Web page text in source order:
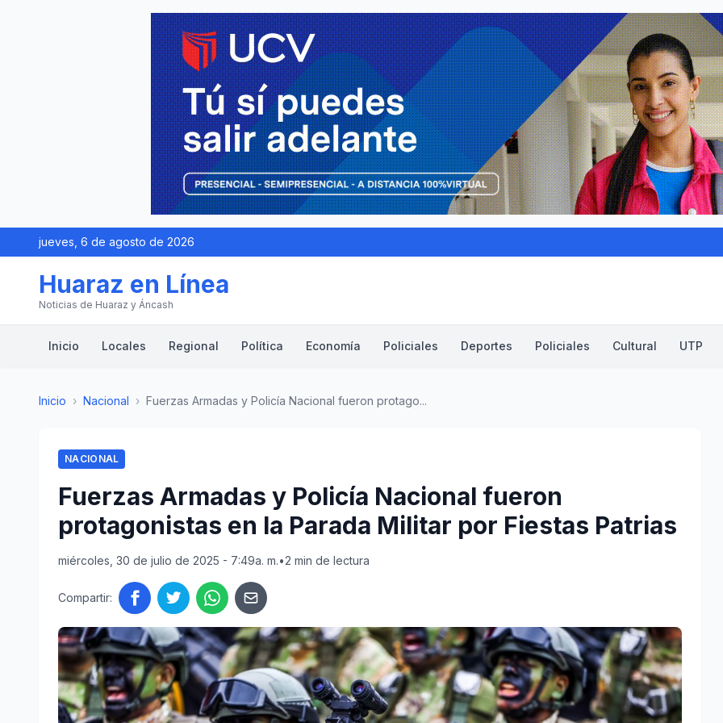
jueves, 6 de agosto de 2026
Huaraz en Línea
Noticias de Huaraz y Áncash
Inicio Locales Regional Política Economía Policiales Deportes Policiales Cultural UTP
Inicio › Nacional › Fuerzas Armadas y Policía Nacional fueron protago...
NACIONAL
Fuerzas Armadas y Policía Nacional fueron
protagonistas en la Parada Militar por Fiestas Patrias
miércoles, 30 de julio de 2025 - 7:49a. m.•2 min de lectura
Compartir: